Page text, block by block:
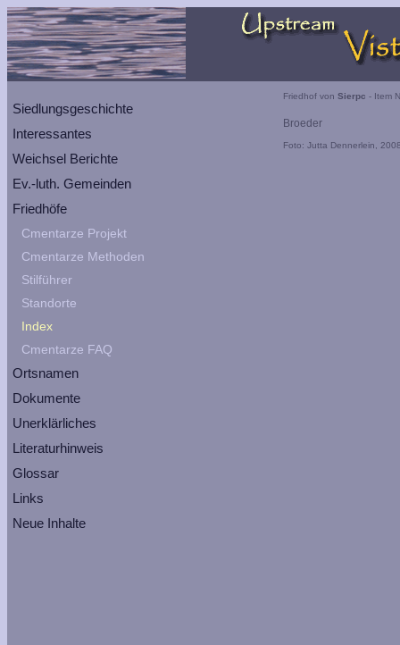
Siedlungsgeschichte
Interessantes
Weichsel Berichte
Ev.-luth. Gemeinden
Friedhöfe
Cmentarze Projekt
Cmentarze Methoden
Stilführer
Standorte
Index
Cmentarze FAQ
Ortsnamen
Dokumente
Unerklärliches
Literaturhinweis
Glossar
Links
Neue Inhalte
Friedhof von Sierpc - Item
Broeder
Foto: Jutta Dennerlein,